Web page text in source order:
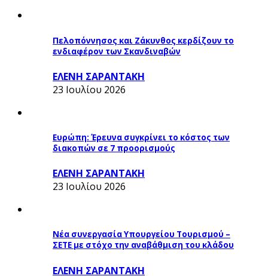
Πελοπόννησος και Ζάκυνθος κερδίζουν το
ενδιαφέρον των Σκανδιναβών
ΕΛΕΝΗ ΣΑΡΑΝΤΑΚΗ
23 Ιουλίου 2026
Ευρώπη: Έρευνα συγκρίνει το κόστος των
διακοπών σε 7 προορισμούς
ΕΛΕΝΗ ΣΑΡΑΝΤΑΚΗ
23 Ιουλίου 2026
Νέα συνεργασία Υπουργείου Τουρισμού –
ΣΕΤΕ με στόχο την αναβάθμιση του κλάδου
ΕΛΕΝΗ ΣΑΡΑΝΤΑΚΗ